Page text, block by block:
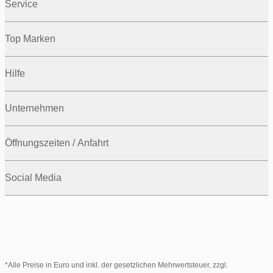
Service
Top Marken
Hilfe
Unternehmen
Öffnungszeiten / Anfahrt
Social Media
*Alle Preise in Euro und inkl. der gesetzlichen Mehrwertsteuer, zzgl.